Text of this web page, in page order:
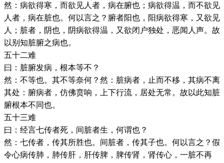
然：病欲得寒，而欲见人者，病在腑也；病欲得温，而不欲见
人者，病在脏也。何以言之？腑者阳也，阳病欲得寒，又欲见
人；脏者，阴也，阴病欲得温，又欲闭户独处，恶闻人声。故
以别知脏腑之病也。
五十二难
曰：脏腑发病，根本等不？
然：不等也。其不等奈何？然：脏病者，止而不移，其病不离
其处：腑病者，仿佛贲响，上下行流，居处无常。故以此知脏
腑根本不同也。
五十三难
曰：经言七传者死，间脏者生，何谓也？
然：七传者，传其所胜也。间脏者，传其子也。何以言之？假
令心病传肺，肺传肝，肝传脾，脾传肾，肾传心，一脏不再